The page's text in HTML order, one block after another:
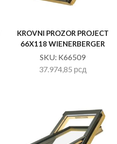
KROVNI PROZOR PROJECT
66X118 WIENERBERGER
SKU: K66509
37.974,85 рсд